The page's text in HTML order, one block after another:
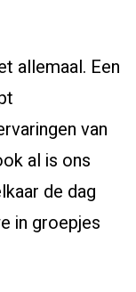
allemaal. Een
van
al is ons
de dag
in groepjes